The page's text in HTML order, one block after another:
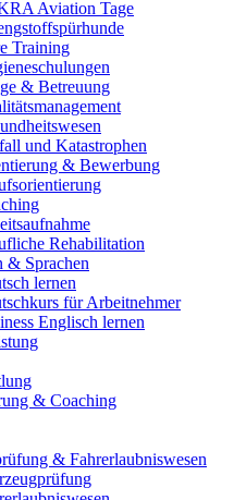
Aviation Tage
Training
& Betreuung
und Katastrophen
& Bewerbung
Rehabilitation
& Sprachen
lernen
für Arbeitnehmer
Englisch lernen
& Coaching
& Fahrerlaubniswesen